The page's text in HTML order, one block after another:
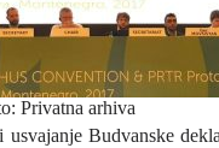
Privatna arhiva
usvajanje Budvanske